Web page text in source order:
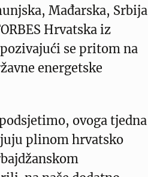
Mađarska, Srbija
Hrvatska iz
se pritom na
energetske
ovoga tjedna
plinom hrvatsko